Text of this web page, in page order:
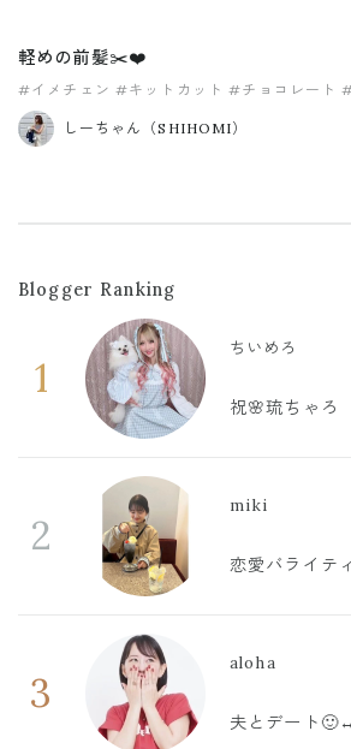
軽めの前髪✂️❤️
#イメチェン #キットカット #チョコレート
#プチギフト
しーちゃん（SHIHOMI）
Blogger Ranking
1
ちいめろ
祝🌸琉ちゃろ
2
miki
恋愛バライテ
3
aloha
夫とデート